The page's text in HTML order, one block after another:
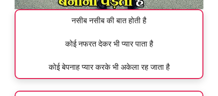
नसीब नसीब की बात होती है
कोई नफरत देकर भी प्यार पाता है
कोई बेपनाह प्यार करके भी अकेला रह जाता है